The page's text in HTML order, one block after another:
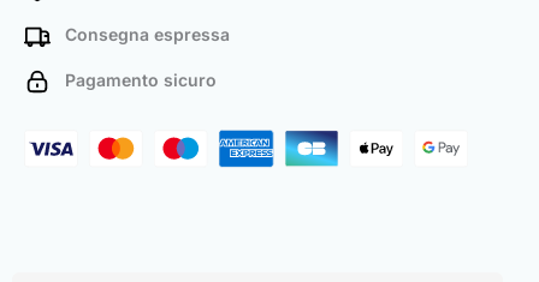
Consegna espressa
Pagamento sicuro